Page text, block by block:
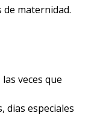
maternidad.
veces que
dias especiales